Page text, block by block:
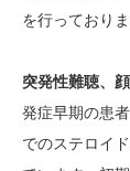
を行っておりま
突発性難聴、
発症早期の患
でのステロイ